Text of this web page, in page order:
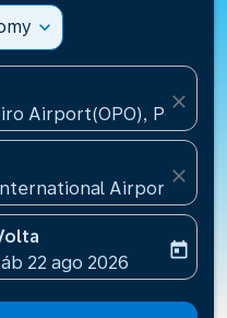
expand_more
Airport(OPO), Portugal
close
close
aria-label
booking-return-date-
22 ago 2026
today